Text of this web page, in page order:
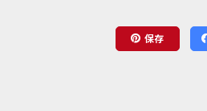
保存